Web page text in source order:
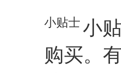
小贴士 小
购买。